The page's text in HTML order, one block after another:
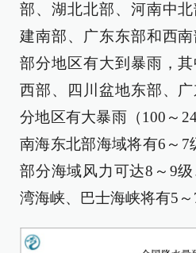
部、湖北北部、河南中
建南部、广东东部和西
部分地区有大到暴雨，
西部、四川盆地东部、
分地区有大暴雨（100～
南海东北部海域将有6～7
部分海域风力可达8～9
湾海峡、巴士海峡将有5～